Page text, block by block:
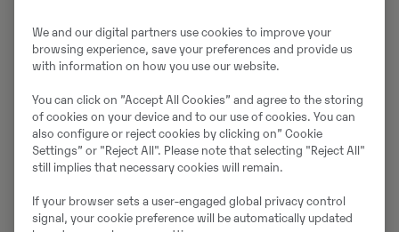
We and our digital partners use cookies to improve your
browsing experience, save your preferences and provide us
with information on how you use our website.
You can click on ”Accept All Cookies” and agree to the storing
of cookies on your device and to our use of cookies. You can
also configure or reject cookies by clicking on” Cookie
Settings” or "Reject All". Please note that selecting "Reject All"
still implies that necessary cookies will remain.
If your browser sets a user-engaged global privacy control
signal, your cookie preference will be automatically updated